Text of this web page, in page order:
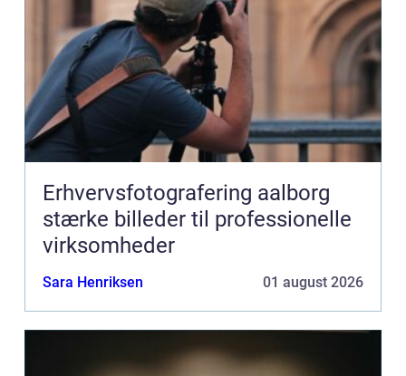
Erhvervsfotografering aalborg
stærke billeder til professionelle
virksomheder
Sara Henriksen 01 august 2026